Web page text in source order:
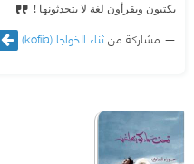
يكتبون ويقرأون لغة لا يتحدثونها !
مشاركة منثناء الخواجا (kofiia)